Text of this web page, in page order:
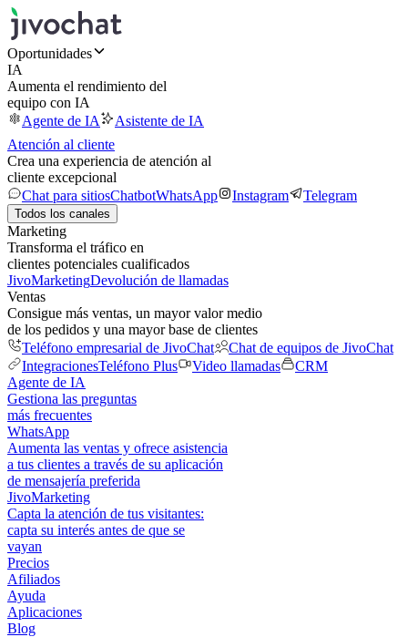
Oportunidades
IA
Aumenta el rendimiento del
equipo con IA
Agente de IA
Asistente de IA
Atención al cliente
Crea una experiencia de atención al
cliente excepcional
Chat para sitiosChatbotWhatsApp Instagram Telegram
Todos los canales
Marketing
Transforma el tráfico en
clientes potenciales cualificados
JivoMarketingDevolución de llamadas
Ventas
Consigue más ventas, un mayor valor medio
de los pedidos y una mayor base de clientes
Teléfono empresarial de JivoChat
Chat de equipos de JivoChat
IntegracionesTeléfono Plus Video llamadas
CRM
Agente de IA
Gestiona las preguntas
más frecuentes
WhatsApp
Aumenta las ventas y ofrece asistencia
a tus clientes a través de su aplicación
de mensajería preferida
JivoMarketing
Capta la atención de tus visitantes:
capta su interés antes de que se
vayan
Precios
Afiliados
Ayuda
Aplicaciones
Blog